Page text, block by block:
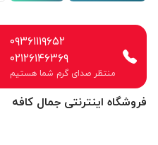
فروشگاه اینترنتی جمال کافه
۰۹۳۶۱۱۱۹۶۵۲
۰۲۱۲۶۱۴۶۳۶۹
منتظر صدای گرم شما هستیم